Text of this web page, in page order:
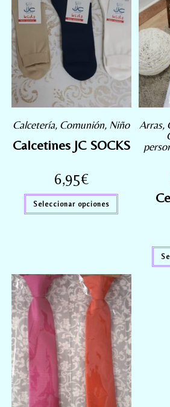
Calcetería, Comunión, Niño
Calcetines JC SOCKS
6,95€
Seleccionar opciones
Arras,